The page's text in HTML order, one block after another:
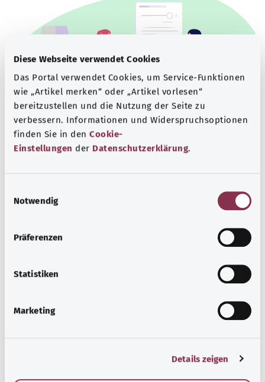
Diese Webseite verwendet Cookies
Das Portal verwendet Cookies, um Service-Funktionen
wie „Artikel merken“ oder „Artikel vorlesen“
bereitzustellen und die Nutzung der Seite zu
verbessern. Informationen und Widerspruchsoptionen
finden Sie in den Cookie-
Einstellungen der Datenschutzerklärung.
Notwendig
Präferenzen
Statistiken
Marketing
Details zeigen
Beratung und Hilfe
Eine Auswahl verschiedener Beratungs- und
Gesundheitsthemen.